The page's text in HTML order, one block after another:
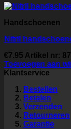
Handschoenen
Nitril
€7.95 Artikel nr:
Toevoegen aan
Klantservice
Bestellen
Betalen
Verzenden
Retourneren
Garantie